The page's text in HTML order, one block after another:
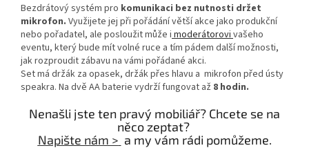
Bezdrátový systém pro komunikaci bez nutnosti držet
mikrofon. Využijete jej při pořádání větší akce jako produkční
nebo pořadatel, ale posloužit může i moderátorovi vašeho
eventu, který bude mít volné ruce a tím pádem další možnosti,
jak rozproudit zábavu na vámi pořádané akci.
Set má držák za opasek, držák přes hlavu a mikrofon před ústy
speakra. Na dvě AA baterie vydrží fungovat až 8 hodin.
Nenašli jste ten pravý mobiliář? Chcete se na
něco zeptat?
Napište nám > a my vám rádi pomůžeme.